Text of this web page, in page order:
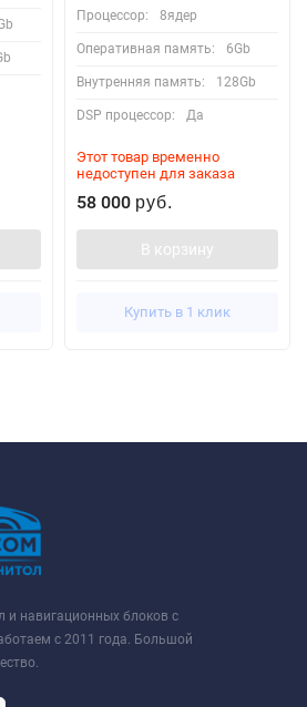
Процессор: 8ядер
Оперативная память: 6Gb
Внутренняя память: 128Gb
DSP процессор: Да
Этот товар временно
недоступен для заказа
58 000 руб.
В корзину
Купить в 1 клик
и навигационных блоков с
с 2011 года. Большой